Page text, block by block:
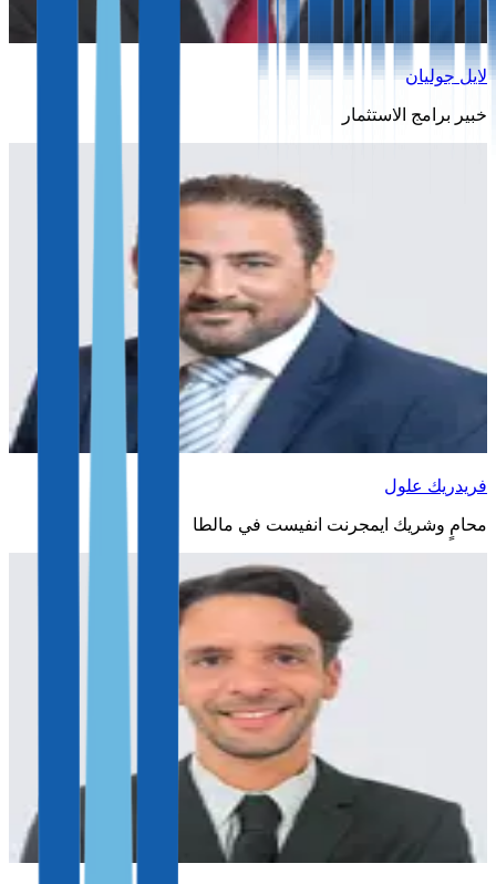
لايل جوليان
خبير برامج الاستثمار
فريدريك علول
محامٍ وشريك ايمجرنت انفيست في مالطا